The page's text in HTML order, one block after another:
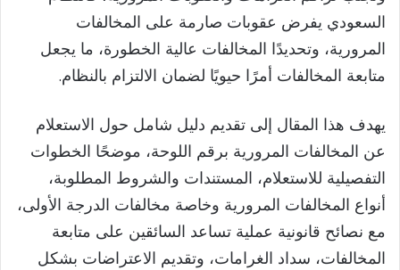
السعودي يفرض عقوبات صارمة على المخالفات
المرورية، وتحديدًا المخالفات عالية الخطورة، ما يجعل
متابعة المخالفات أمرًا حيويًا لضمان الالتزام بالنظام.
يهدف هذا المقال إلى تقديم دليل شامل حول الاستعلام
عن المخالفات المرورية برقم اللوحة، موضحًا الخطوات
التفصيلية للاستعلام، المستندات والشروط المطلوبة،
أنواع المخالفات المرورية وخاصة مخالفات الدرجة الأولى،
مع نصائح قانونية عملية تساعد السائقين على متابعة
المخالفات، سداد الغرامات، وتقديم الاعتراضات بشكل